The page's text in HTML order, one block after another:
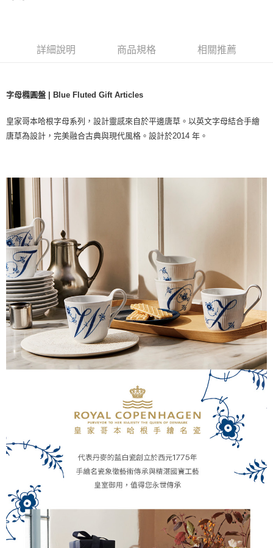
詳細說明 商品規格 相關推薦
字母橢圓盤 | Blue Fluted Gift Articles
皇家哥本哈根字母系列，設計靈感來自於平邊唐草。以英文字母結合手繪
唐草為設計，完美融合古典與現代風格。設計於2014 年。